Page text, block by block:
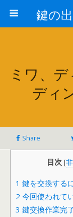
ミワ、
ディ
Share
目次 [
1 鍵を交換する
2 今回使われて
3 鍵交換作業完